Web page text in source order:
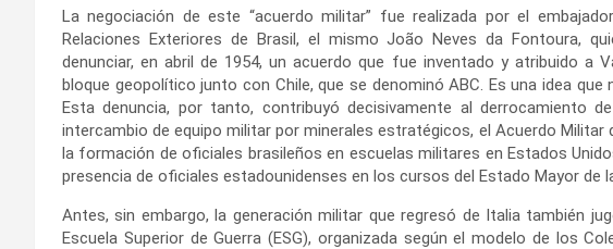
La negociación de este “acuerdo militar” fue realizada por el
Relaciones Exteriores de Brasil, el mismo João Neves da Fontoura,
denunciar, en abril de 1954, un acuerdo que fue inventado y atribuido a
bloque geopolítico junto con Chile, que se denominó ABC. Es una idea que
Esta denuncia, por tanto, contribuyó decisivamente al derrocamiento
intercambio de equipo militar por minerales estratégicos, el Acuerdo Militar
la formación de oficiales brasileños en escuelas militares en Estados
presencia de oficiales estadounidenses en los cursos del Estado Mayor de
Antes, sin embargo, la generación militar que regresó de Italia también
Escuela Superior de Guerra (ESG), organizada según el modelo de los